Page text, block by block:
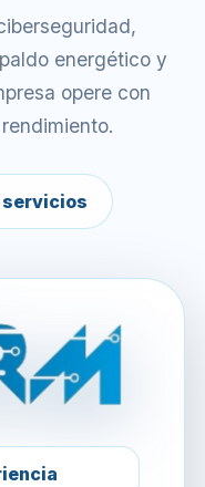
energético y
opere con
servicios